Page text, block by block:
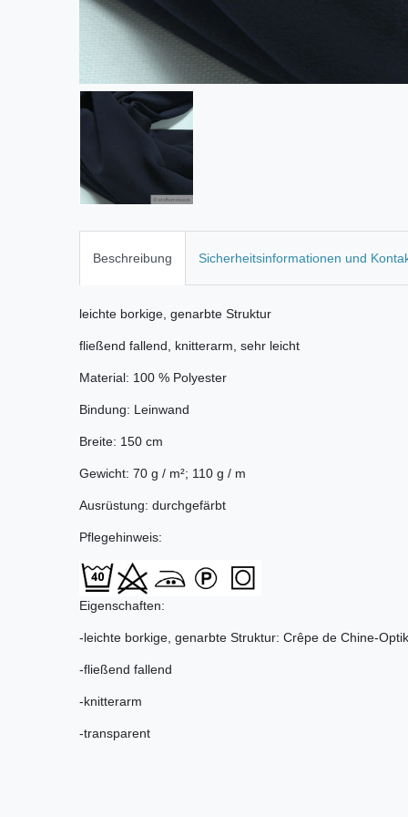
Beschreibung Sicherheitsinformationen und
leichte borkige, genarbte Struktur
fließend fallend, knitterarm, sehr leicht
Material: 100 % Polyester
Bindung: Leinwand
Breite: 150 cm
Gewicht: 70 g / m²; 110 g / m
Ausrüstung: durchgefärbt
Pflegehinweis:
Eigenschaften:
-leichte borkige, genarbte Struktur: Crêpe de Chine-Optik
-fließend fallend
-knitterarm
-transparent